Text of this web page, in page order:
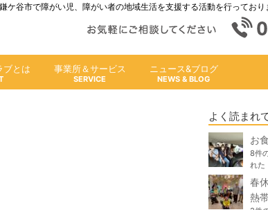
谷市で障がい児、障がい者の地域生活を支援する活動を行っており
ブとは 事業所＆サービス ニュース&ブログ
よく読まれ
お
8件
れた
春
熱